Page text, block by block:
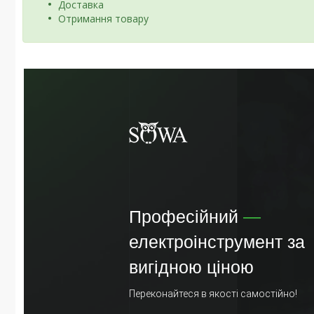
Доставка
Отримання товару
Професійний —
електроінструмент за
вигідною ціною
Переконайтеся в якості самостійно!